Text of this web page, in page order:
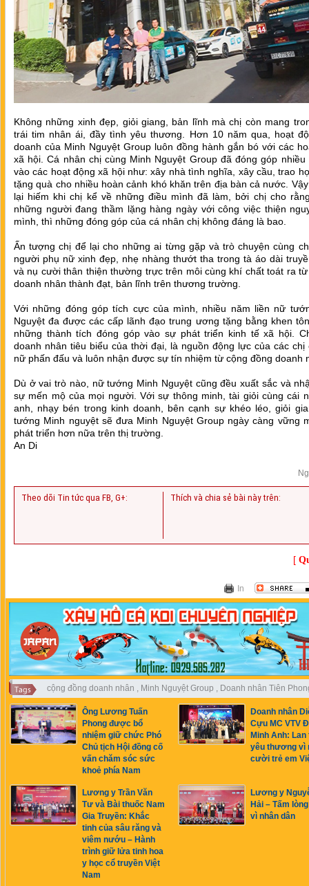
Không những xinh đẹp, giỏi giang, bản lĩnh mà chị còn mang
trái tim nhân ái, đầy tình yêu thương. Hơn 10 năm qua, hoạt
doanh của Minh Nguyệt Group luôn đồng hành gắn bó với các
xã hội. Cá nhân chị cùng Minh Nguyệt Group đã đóng góp nhiều
vào các hoạt động xã hội như: xây nhà tình nghĩa, xây cầu, trao
tặng quà cho nhiều hoàn cảnh khó khăn trên địa bàn cả nước.
lại hiếm khi chị kể về những điều mình đã làm, bởi chị cho
những người đang thầm lặng hàng ngày với công việc thiện
mình, thì những đóng góp của cá nhân chị không đáng là bao.
Ấn tượng chị để lại cho những ai từng gặp và trò chuyện cùng
người phụ nữ xinh đẹp, nhẹ nhàng thướt tha trong tà áo dài
và nụ cười thân thiện thường trực trên môi cùng khí chất toát ra
doanh nhân thành đạt, bản lĩnh trên thương trường.
Với những đóng góp tích cực của mình, nhiều năm liền nữ
Nguyệt đa được các cấp lãnh đạo trung ương tặng bằng khen
những thành tích đóng góp vào sự phát triển kinh tế xã hội.
doanh nhân tiêu biểu của thời đại, là nguồn động lực của các chị
nữ phấn đấu và luôn nhận được sự tín nhiệm từ cộng đồng doanh
Dù ở vai trò nào, nữ tướng Minh Nguyệt cũng đều xuất sắc và
sự mến mộ của mọi người. Với sự thông minh, tài giỏi cùng cái
anh, nhạy bén trong kinh doanh, bên cạnh sự khéo léo, giỏi
tướng Minh nguyệt sẽ đưa Minh Nguyệt Group ngày càng vững
phát triển hơn nữa trên thị trường.
An Di
Theo dõi Tin tức qua FB, G+: Thích và chia sẻ bài này trên:
[
In
cộng đồng doanh nhân , Minh Nguyệt Group , Doanh nhân Tiên
Ông Lương Tuấn
Phong được bổ
nhiệm giữ chức Phó
Chủ tịch Hội đồng cố
vấn chăm sóc sức
khoẻ phía Nam
Doanh nhân
Cựu MC VTV
Minh Anh: Lan
yêu thương vì
cười trẻ em
Lương y Trần Văn
Tư và Bài thuốc Nam
Gia Truyền: Khắc
tinh của sâu răng và
viêm nướu – Hành
trình giữ lửa tinh hoa
y học cổ truyền Việt
Nam
Lương y
Hải – Tấm
vì nhân dân